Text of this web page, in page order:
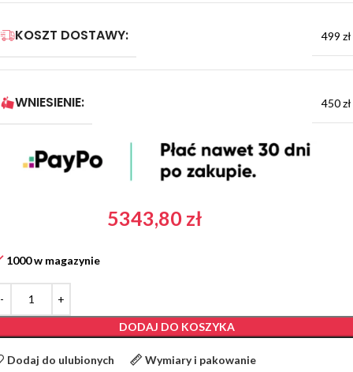
KOSZT DOSTAWY: 499 zł
WNIESIENIE: 450 zł
5343,80 zł
1000 w magazynie
DODAJ DO KOSZYKA
Dodaj do ulubionych Wymiary i pakowanie